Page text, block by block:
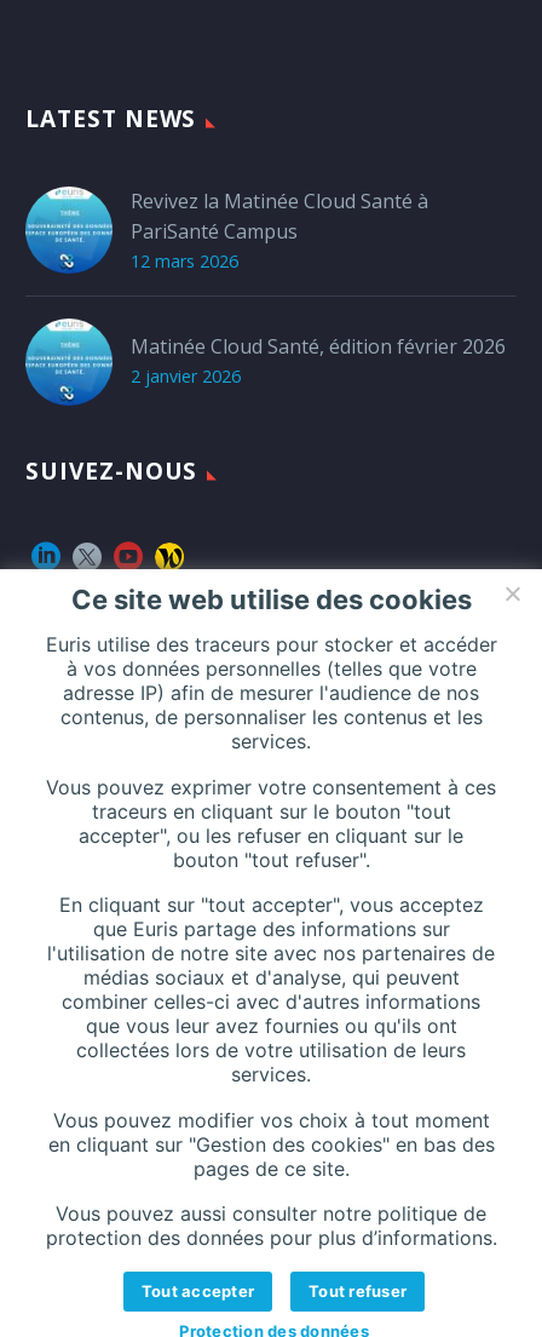
LATEST NEWS
Revivez la Matinée Cloud Santé à
PariSanté Campus
12 mars 2026
Matinée Cloud Santé, édition février 2026
2 janvier 2026
SUIVEZ-NOUS
CONTACT
+33 (0)1 42 44 27 27
Contactez-nous
Site Web :www.euris.com
Rejoignez-nous Contact
Protection des données
Gestion des cookies
Copyright © Euris 2024
Ce site web utilise des cookies
Euris utilise des traceurs pour stocker et accéder
à vos données personnelles (telles que votre
adresse IP) afin de mesurer l'audience de nos
contenus, de personnaliser les contenus et les
services.
Vous pouvez exprimer votre consentement à ces
traceurs en cliquant sur le bouton "tout
accepter", ou les refuser en cliquant sur le
bouton "tout refuser".
En cliquant sur "tout accepter", vous acceptez
que Euris partage des informations sur
l'utilisation de notre site avec nos partenaires de
médias sociaux et d'analyse, qui peuvent
combiner celles-ci avec d'autres informations
que vous leur avez fournies ou qu'ils ont
collectées lors de votre utilisation de leurs
services.
Vous pouvez modifier vos choix à tout moment
en cliquant sur "Gestion des cookies" en bas des
pages de ce site.
Vous pouvez aussi consulter notre politique de
protection des données pour plus d’informations.
Tout accepter Tout refuser
Protection des données